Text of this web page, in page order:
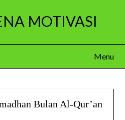
MOTIVASI
Menu
Bulan Al-Qur’an